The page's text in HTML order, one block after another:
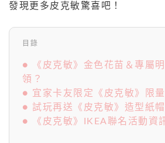
發現更多皮克敏驚喜吧！
目錄
● 《皮克敏》金色花苗＆專屬
領？
● 宜家卡友限定《皮克敏》限
● 試玩再送《皮克敏》造型紙帽
● 《皮克敏》IKEA聯名活動資訊